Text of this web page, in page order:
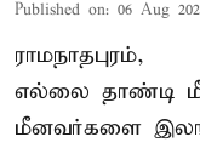
Published on: 06 Aug
ராமநாதபுரம்,
எல்லை தாண்டி
மீனவர்களை